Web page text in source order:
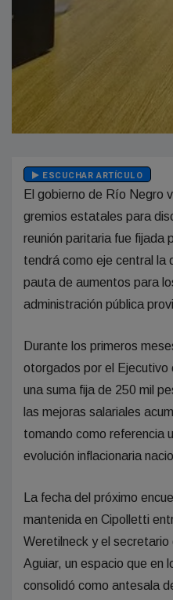
ESCUCHAR ARTÍCULO
El gobierno de Río Negro
gremios estatales para
reunión paritaria fue fijada
tendrá como eje central la
pauta de aumentos para
administración pública
Durante los primeros
otorgados por el Ejecutivo
una suma fija de 250 mil
las mejoras salariales
tomando como referencia
evolución inflacionaria
La fecha del próximo
mantenida en Cipolletti
Weretilneck y el
Aguiar, un espacio que en
consolidó como antesala